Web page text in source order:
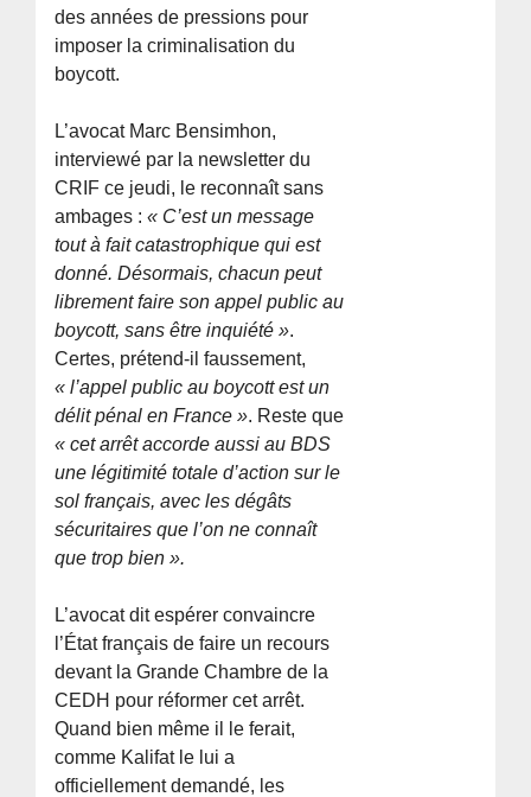
des années de pressions pour
imposer la criminalisation du
boycott.
L’avocat Marc Bensimhon,
interviewé par la newsletter du
CRIF ce jeudi, le reconnaît sans
ambages :« C’est un message
tout à fait catastrophique qui est
donné. Désormais, chacun peut
librement faire son appel public au
boycott, sans être inquiété ».
Certes, prétend-il faussement,
« l’appel public au boycott est un
délit pénal en France ». Reste que
« cet arrêt accorde aussi au BDS
une légitimité totale d’action sur le
sol français, avec les dégâts
sécuritaires que l’on ne connaît
que trop bien ».
L’avocat dit espérer convaincre
l’État français de faire un recours
devant la Grande Chambre de la
CEDH pour réformer cet arrêt.
Quand bien même il le ferait,
comme Kalifat le lui a
officiellement demandé, les